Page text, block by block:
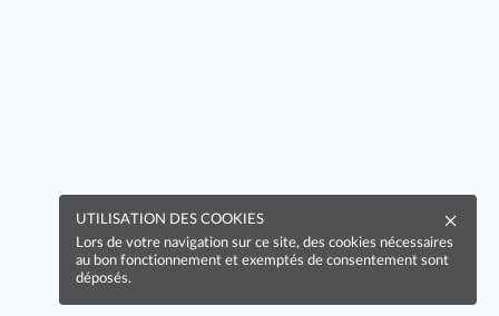
UTILISATION DES COOKIES
Lors de votre navigation sur ce site, des cookies nécessaires
au bon fonctionnement et exemptés de consentement sont
déposés.